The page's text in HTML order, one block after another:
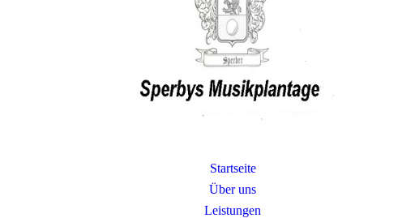
Startseite
Über uns
Leistungen